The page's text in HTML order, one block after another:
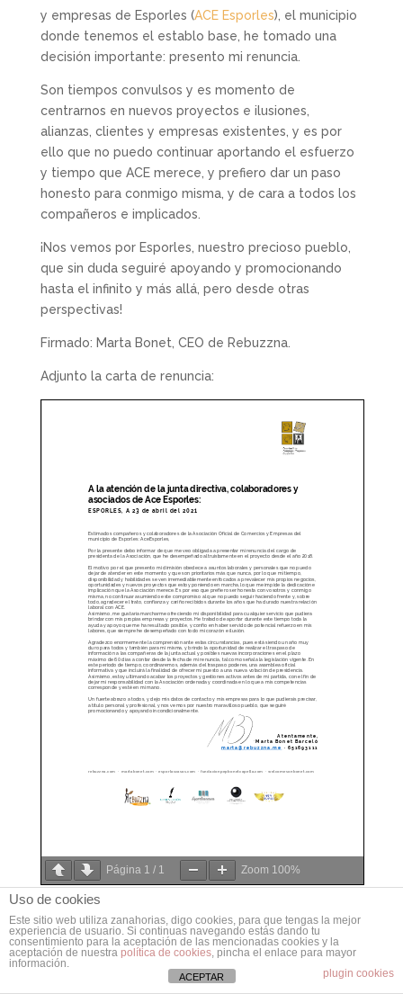
y empresas de Esporles (ACE Esporles), el municipio
donde tenemos el establo base, he tomado una
decisión importante: presento mi renuncia.
Son tiempos convulsos y es momento de
centrarnos en nuevos proyectos e ilusiones,
alianzas, clientes y empresas existentes, y es por
ello que no puedo continuar aportando el esfuerzo
y tiempo que ACE merece, y prefiero dar un paso
honesto para conmigo misma, y de cara a todos los
compañeros e implicados.
¡Nos vemos por Esporles, nuestro precioso pueblo,
que sin duda seguiré apoyando y promocionando
hasta el infinito y más allá, pero desde otras
perspectivas!
Firmado: Marta Bonet, CEO de Rebuzzna.
Adjunto la carta de renuncia:
Página 1 / 1 Zoom 100%
Uso de cookies
Este sitio web utiliza zanahorias, digo cookies, para que tengas la mejor
experiencia de usuario. Si continuas navegando estás dando tu
consentimiento para la aceptación de las mencionadas cookies y la
aceptación de nuestra política de cookies, pincha el enlace para mayor
información.
plugin cookies
ACEPTAR